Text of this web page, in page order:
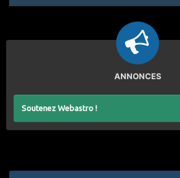
ANNONCES
Soutenez Webastro !